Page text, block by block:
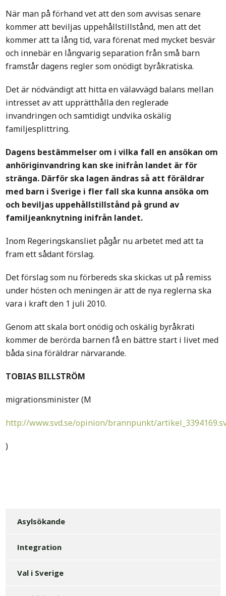
När man på förhand vet att den som avvisas senare
kommer att beviljas uppehållstillstånd, men att det
kommer att ta lång tid, vara förenat med mycket besvär
och innebär en långvarig separation från små barn
framstår dagens regler som onödigt byråkratiska.
Det är nödvändigt att hitta en välavvägd balans mellan
intresset av att upprätthålla den reglerade
invandringen och samtidigt undvika oskälig
familjesplittring.
Dagens bestämmelser om i vilka fall en ansökan om
anhöriginvandring kan ske inifrån landet är för
stränga. Därför ska lagen ändras så att föräldrar
med barn i Sverige i fler fall ska kunna ansöka om
och beviljas uppehållstillstånd på grund av
familjeanknytning inifrån landet.
Inom Regeringskansliet pågår nu arbetet med att ta
fram ett sådant förslag.
Det förslag som nu förbereds ska skickas ut på remiss
under hösten och meningen är att de nya reglerna ska
vara i kraft den 1 juli 2010.
Genom att skala bort onödig och oskälig byråkrati
kommer de berörda barnen få en bättre start i livet med
båda sina föräldrar närvarande.
TOBIAS BILLSTRÖM
migrationsminister (M
http://www.svd.se/opinion/brannpunkt/
)
Asylsökande
Integration
Val i Sverige